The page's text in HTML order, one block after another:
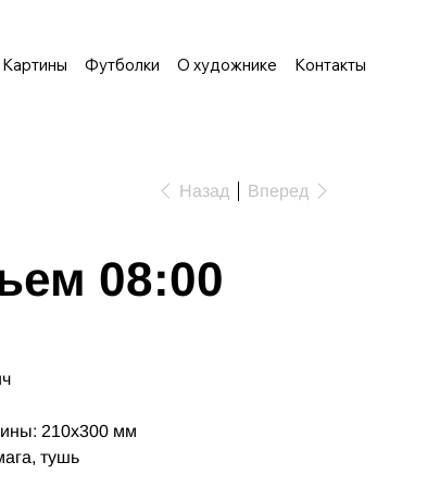
Картины Футболки О художнике Контакты
Назад Вперед
08:00
210х300 мм
тушь